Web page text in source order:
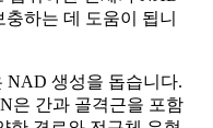
하는 데 도움이 됩니
NAD 생성을 돕습니다.
은 간과 골격근을 포함